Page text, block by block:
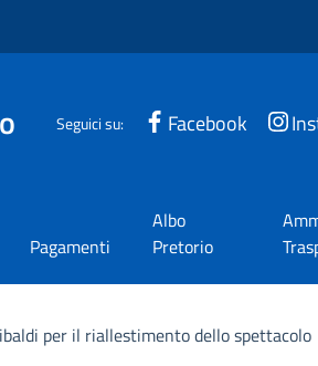
Seguici su: Facebook
Pagamenti
Albo
Pretorio
per il riallestimento dello spettacolo